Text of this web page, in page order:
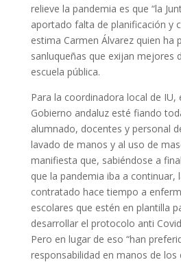
relieve la pandemia es que “la
aportado falta de planificación y
estima Carmen Álvarez quien ha
sanluqueñas que exijan mejores
escuela pública.
Para la coordinadora local de IU,
Gobierno andaluz esté fiando
alumnado, docentes y personal
lavado de manos y al uso de
manifiesta que, sabiéndose a
que la pandemia iba a continuar,
contratado hace tiempo a
escolares que estén en plantilla
desarrollar el protocolo anti
Pero en lugar de eso “han
responsabilidad en manos de los